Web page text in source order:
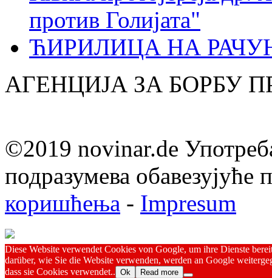
против Голијата"
ЋИРИЛИЦА НА
АГЕНЦИЈА ЗА БОРБУ
©2019 novinar.de
подразумева обавезујуће
коришћења - Impresum
Diese Website verwendet Cookies von Google, um ihre Dienste
darüber, wie Sie die Website verwenden, werden an Google
dass sie Cookies verwendet.. Ok Read more